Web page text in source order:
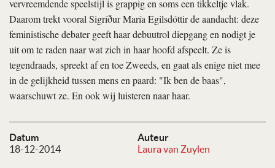
Datum
18-12-2014
Auteur
Laura van Zuylen
vervreemdende speelstijl is grappig en soms een tikkeltje vlak.
Daarom trekt vooral Sigríður María Egilsdóttir de aandacht: deze
feministische debater geeft haar debuutrol diepgang en nodigt je
uit om te raden naar wat zich in haar hoofd afspeelt. Ze is
tegendraads, spreekt af en toe Zweeds, en gaat als enige niet mee
in de gelijkheid tussen mens en paard: "Ik ben de baas",
waarschuwt ze. En ook wij luisteren naar haar.